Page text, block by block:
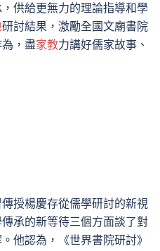
供給更無力的理論指導和學
研討結果，激勵全國文廟書院
，盡家教力講好儒家故事、
授楊慶存從儒學研討的新視
承的新等待三個方面談了對
他認為，《世界書院研討》